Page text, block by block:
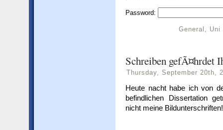
Password:
General , Uni
Schreiben gefÃ¤hrdet
Thursday, September 20th,
Heute nacht habe ich von
befindlichen Dissertation
nicht meine